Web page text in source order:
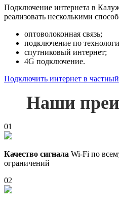
Подключение интернета в
реализовать несколькими
оптоволоконная связь;
подключение по
спутниковый интернет;
4G подключение.
Подключить интернет в
Наши
01
Качество сигнала Wi-Fi по
ограничений
02